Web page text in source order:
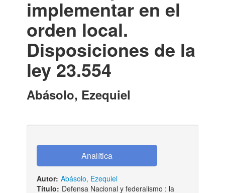
implementar en el
orden local.
Disposiciones de la
ley 23.554
Abásolo, Ezequiel
Autor: Abásolo, Ezequiel
Título: Defensa Nacional y federalismo : la